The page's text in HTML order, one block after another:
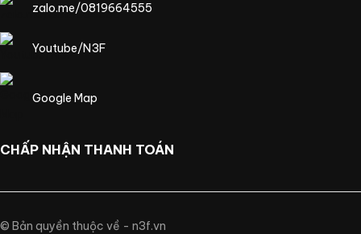
zalo.me/0819664555
Youtube/N3F
Google Map
CHẤP NHẬN THANH TOÁN
© Bản quyền thuộc về - n3f.vn